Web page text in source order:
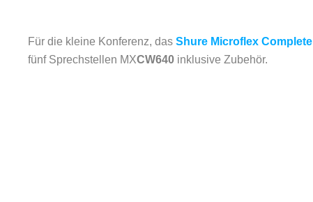
Für die kleine Konferenz, das Shure Microflex Complete
fünf Sprechstellen MXCW640 inklusive Zubehör.